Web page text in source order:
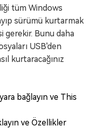
tüm Windows
sürümü kurtarmak
gerekir. Bunu daha
USB'den
kurtaracağınız
bağlayın ve This
ve Özellikler